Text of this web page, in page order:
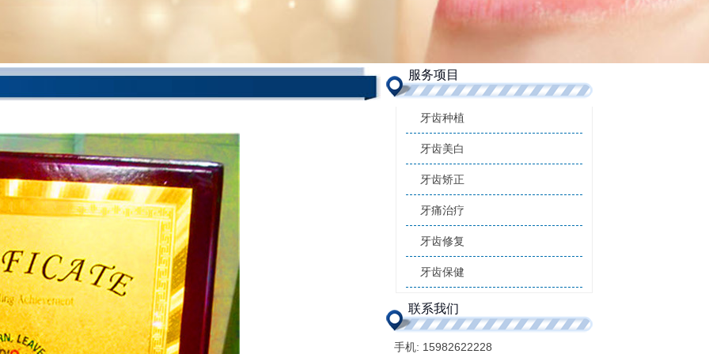
服务项目
牙齿种植
牙齿美白
牙齿矫正
牙痛治疗
牙齿修复
牙齿保健
联系我们
手机: 15982622228